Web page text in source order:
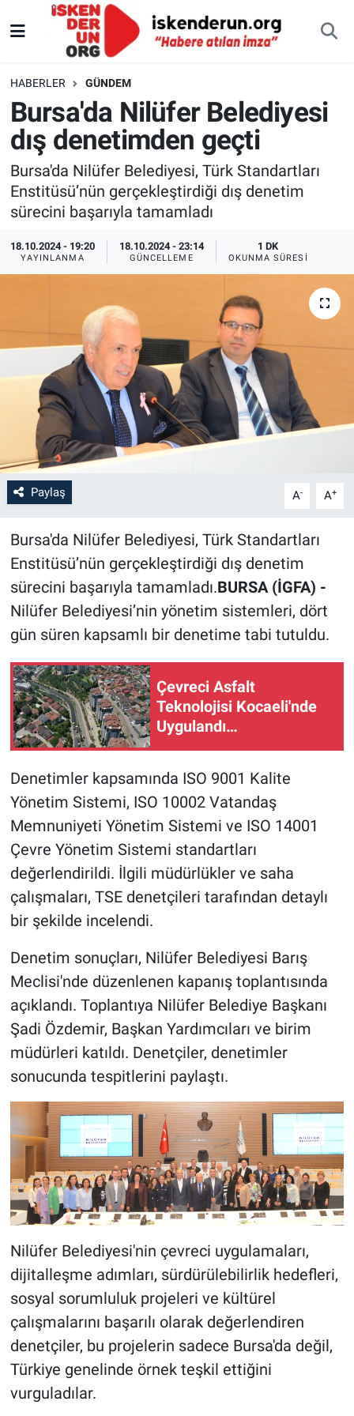
HABERLER GÜNDEM
Bursa'da Nilüfer Belediyesi
dış denetimden geçti
Bursa'da Nilüfer Belediyesi, Türk Standartları
Enstitüsü’nün gerçekleştirdiği dış denetim
sürecini başarıyla tamamladı
18.10.2024 - 19:20
YAYINLANMA
18.10.2024 - 23:14
GÜNCELLEME
1 DK
OKUNMA SÜRESI
Paylaş A- A+
Bursa'da Nilüfer Belediyesi, Türk Standartları
Enstitüsü’nün gerçekleştirdiği dış denetim
sürecini başarıyla tamamladı.BURSA (İGFA) -
Nilüfer Belediyesi’nin yönetim sistemleri, dört
gün süren kapsamlı bir denetime tabi tutuldu.
Çevreci Asfalt
Teknolojisi Kocaeli'nde
Uygulandı…
Denetimler kapsamında ISO 9001 Kalite
Yönetim Sistemi, ISO 10002 Vatandaş
Memnuniyeti Yönetim Sistemi ve ISO 14001
Çevre Yönetim Sistemi standartları
değerlendirildi. İlgili müdürlükler ve saha
çalışmaları, TSE denetçileri tarafından detaylı
bir şekilde incelendi.
Denetim sonuçları, Nilüfer Belediyesi Barış
Meclisi'nde düzenlenen kapanış toplantısında
açıklandı. Toplantıya Nilüfer Belediye Başkanı
Şadi Özdemir, Başkan Yardımcıları ve birim
müdürleri katıldı. Denetçiler, denetimler
sonucunda tespitlerini paylaştı.
Nilüfer Belediyesi'nin çevreci uygulamaları,
dijitalleşme adımları, sürdürülebilirlik hedefleri,
sosyal sorumluluk projeleri ve kültürel
çalışmalarını başarılı olarak değerlendiren
denetçiler, bu projelerin sadece Bursa'da değil,
Türkiye genelinde örnek teşkil ettiğini
vurguladılar.